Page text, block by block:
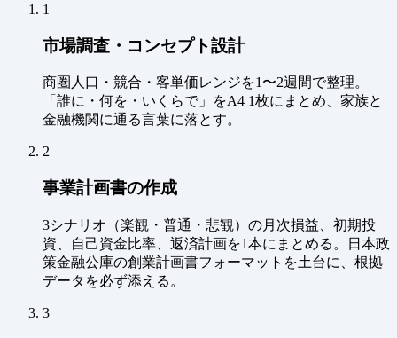
1
市場調査・コンセプト設計
商圏人口・競合・客単価レンジを1〜2週間で整理。
「誰に・何を・いくらで」をA4 1枚にまとめ、家族と
金融機関に通る言葉に落とす。
2
事業計画書の作成
3シナリオ（楽観・普通・悲観）の月次損益、初期投
資、自己資金比率、返済計画を1本にまとめる。日本政
策金融公庫の創業計画書フォーマットを土台に、根拠
データを必ず添える。
3